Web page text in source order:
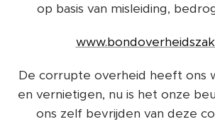
op basis van misleiding,
De corrupte overheid heeft ons
en vernietigen, nu is het onze
ons zelf bevrijden van deze